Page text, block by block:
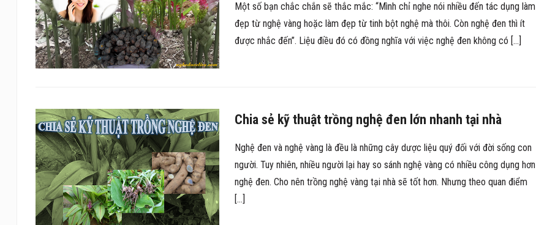
Một số bạn chắc chắn sẽ thắc mắc: “Mình chỉ nghe nói nhiều đến tác dụng làm
đẹp từ nghệ vàng hoặc làm đẹp từ tinh bột nghệ mà thôi. Còn nghệ đen thì ít
được nhắc đến”. Liệu điều đó có đồng nghĩa với việc nghệ đen không có […]
Chia sẻ kỹ thuật trồng nghệ đen lớn nhanh tại nhà
Nghệ đen và nghệ vàng là đều là những cây dược liệu quý đối với đời sống con
người. Tuy nhiên, nhiều người lại hay so sánh nghệ vàng có nhiều công dụng hơn
nghệ đen. Cho nên trồng nghệ vàng tại nhà sẽ tốt hơn. Nhưng theo quan điểm
[…]